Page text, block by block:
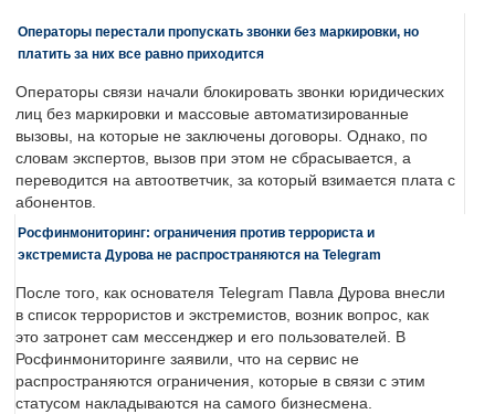
Операторы перестали пропускать звонки без маркировки, но
платить за них все равно приходится
Операторы связи начали блокировать звонки юридических
лиц без маркировки и массовые автоматизированные
вызовы, на которые не заключены договоры. Однако, по
словам экспертов, вызов при этом не сбрасывается, а
переводится на автоответчик, за который взимается плата с
абонентов.
Росфинмониторинг: ограничения против террориста и
экстремиста Дурова не распространяются на Telegram
После того, как основателя Telegram Павла Дурова внесли
в список террористов и экстремистов, возник вопрос, как
это затронет сам мессенджер и его пользователей. В
Росфинмониторинге заявили, что на сервис не
распространяются ограничения, которые в связи с этим
статусом накладываются на самого бизнесмена.